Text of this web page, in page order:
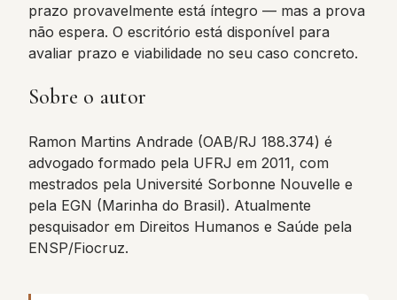
prazo provavelmente está íntegro — mas a prova
não espera. O escritório está disponível para
avaliar prazo e viabilidade no seu caso concreto.
Sobre o autor
Ramon Martins Andrade (OAB/RJ 188.374) é
advogado formado pela UFRJ em 2011, com
mestrados pela Université Sorbonne Nouvelle e
pela EGN (Marinha do Brasil). Atualmente
pesquisador em Direitos Humanos e Saúde pela
ENSP/Fiocruz.